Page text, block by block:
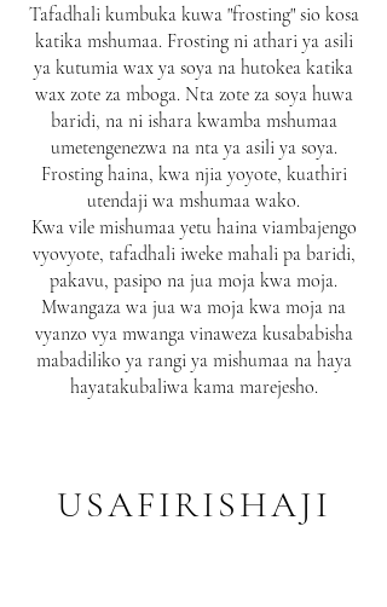
Tafadhali kumbuka kuwa "frosting" sio kosa
katika mshumaa. Frosting ni athari ya asili
ya kutumia wax ya soya na hutokea katika
wax zote za mboga. Nta zote za soya huwa
baridi, na ni ishara kwamba mshumaa
umetengenezwa na nta ya asili ya soya.
Frosting haina, kwa njia yoyote, kuathiri
utendaji wa mshumaa wako.
Kwa vile mishumaa yetu haina viambajengo
vyovyote, tafadhali iweke mahali pa baridi,
pakavu, pasipo na jua moja kwa moja.
Mwangaza wa jua wa moja kwa moja na
vyanzo vya mwanga vinaweza kusababisha
mabadiliko ya rangi ya mishumaa na haya
hayatakubaliwa kama marejesho.
USAFIRISHAJI